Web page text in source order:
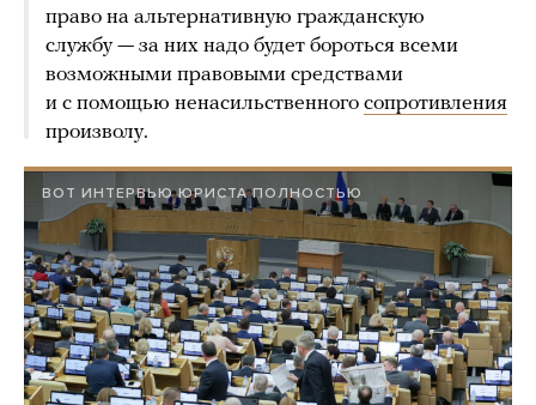
право на альтернативную гражданскую
службу — за них надо будет бороться всеми
возможными правовыми средствами
и с помощью ненасильственного сопротивления
произволу.
ВОТ ИНТЕРВЬЮ ЮРИСТА ПОЛНОСТЬЮ